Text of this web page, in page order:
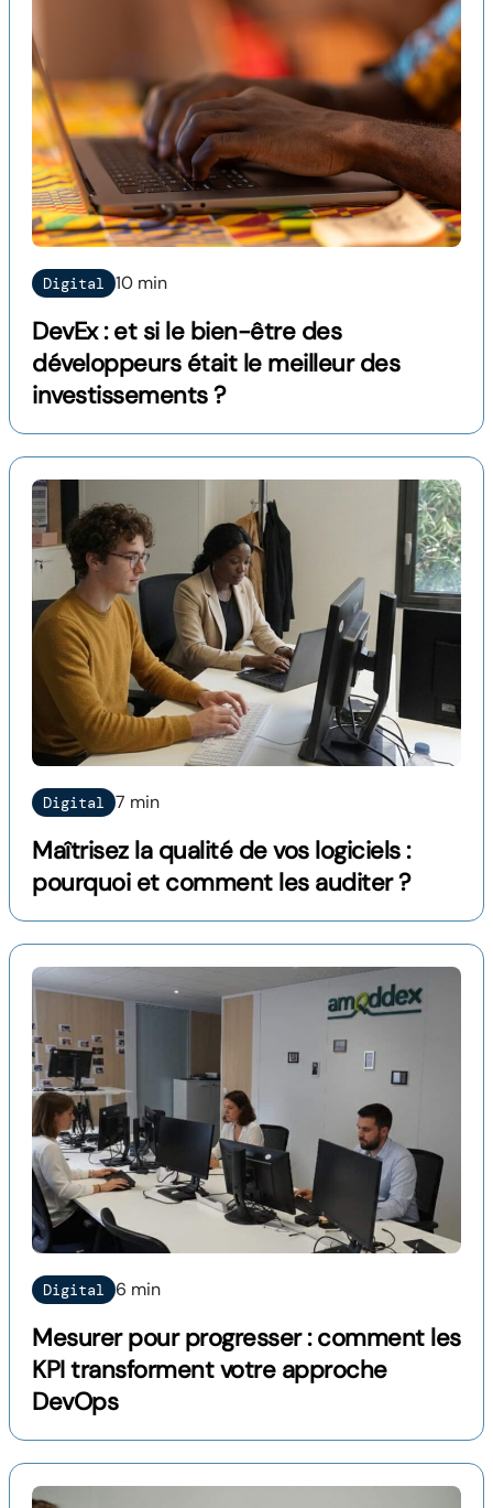
Digital 10 min
DevEx : et si le bien-être des
développeurs était le meilleur des
investissements ?
Digital 7 min
Maîtrisez la qualité de vos logiciels :
pourquoi et comment les auditer ?
Digital 6 min
Mesurer pour progresser : comment les
KPI transforment votre approche
DevOps